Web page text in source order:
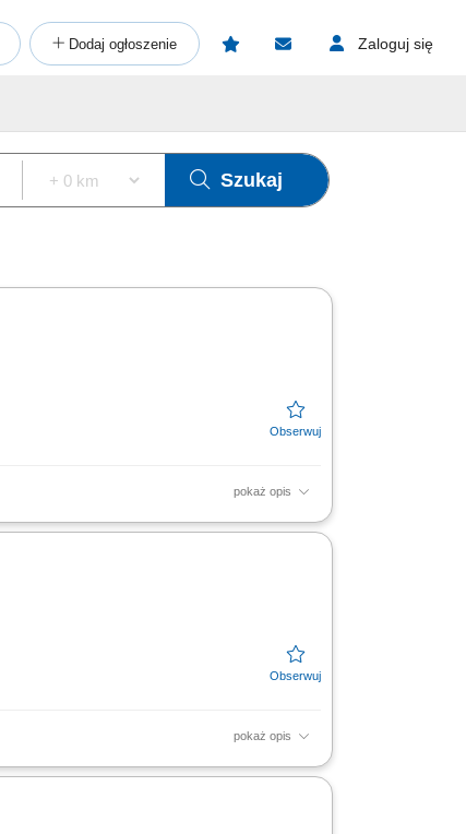
Dodaj ogłoszenie Zaloguj się
Szukaj
pokaż opis
oraz firm;
pokaż opis
rozwiązań finansowych.